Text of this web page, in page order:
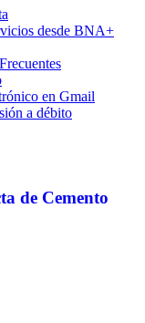
desde BNA+
en Gmail
a débito
de Cemento